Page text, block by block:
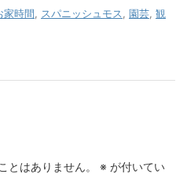
家時間 スパニッシュモス 園芸 観
とはありません。 ※ が付いてい